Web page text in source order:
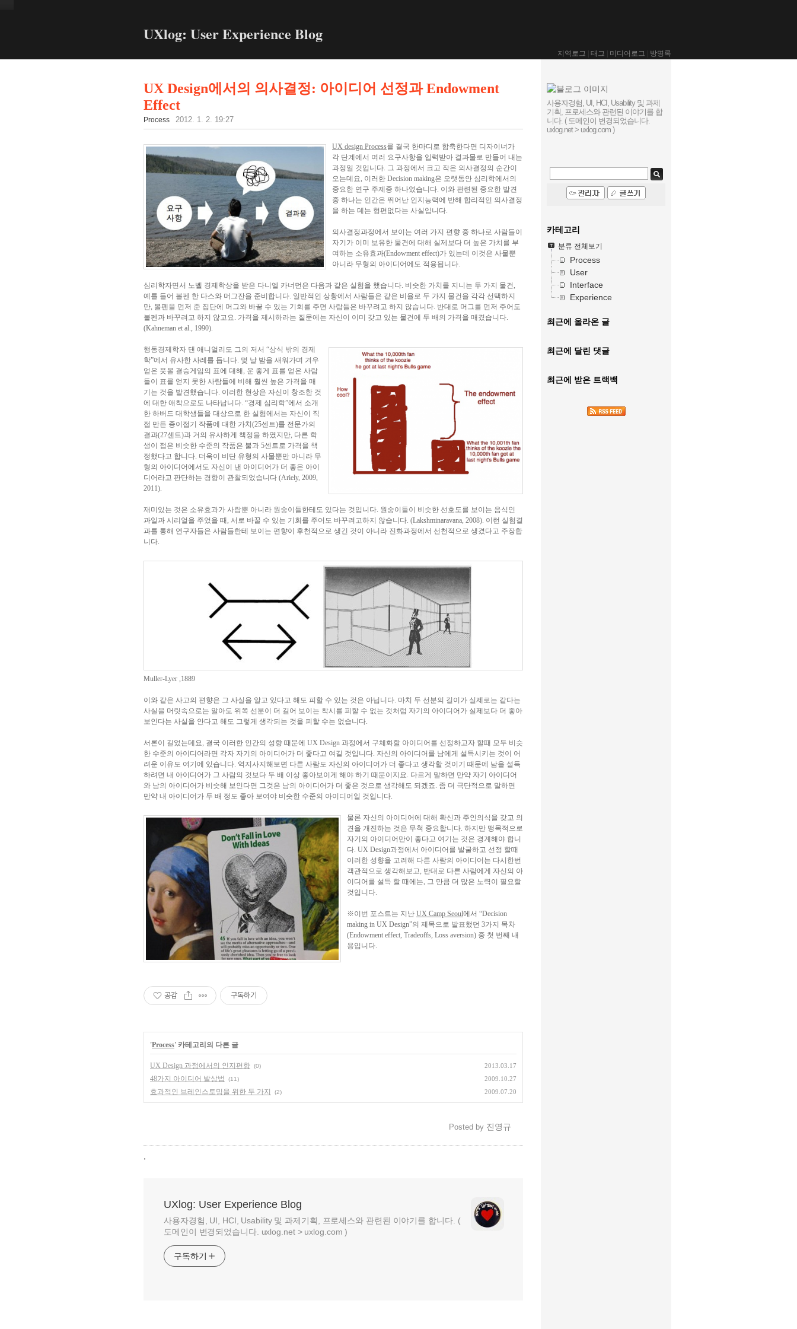
UXlog: User Experience Blog
지역로그 태그 미디어로그 방명록
UX Design에서의 의사결정: 아이디어 선정과 Endowment
Effect
Process 2012. 1. 2. 19:27
UX design Process를 결국 한마디로 함축한다면 디자이너가
각 단계에서 여러 요구사항을 입력받아 결과물로 만들어 내는
과정일 것입니다. 그 과정에서 크고 작은 의사결정의 순간이
오는데요, 이러한 Decision making은 오랫동안 심리학에서의
중요한 연구 주제중 하나였습니다. 이와 관련된 중요한 발견
중 하나는 인간은 뛰어난 인지능력에 반해 합리적인 의사결정
을 하는 데는 형편없다는 사실입니다.
의사결정과정에서 보이는 여러 가지 편향 중 하나로 사람들이
자기가 이미 보유한 물건에 대해 실제보다 더 높은 가치를 부
여하는 소유효과(Endowment effect)가 있는데 이것은 사물뿐
아니라 무형의 아이디어에도 적용됩니다.
심리학자면서 노벨 경제학상을 받은 다니엘 카너먼은 다음과 같은 실험을 했습니다. 비슷한 가치를 지니는 두 가지 물건,
예를 들어 볼펜 한 다스와 머그잔을 준비합니다. 일반적인 상황에서 사람들은 같은 비율로 두 가지 물건을 각각 선택하지
만, 볼펜을 먼저 준 집단에 머그와 바꿀 수 있는 기회를 주면 사람들은 바꾸려고 하지 않습니다. 반대로 머그를 먼저 주어도
볼펜과 바꾸려고 하지 않고요. 가격을 제시하라는 질문에는 자신이 이미 갖고 있는 물건에 두 배의 가격을 매겼습니다.
(Kahneman et al., 1990).
행동경제학자 댄 애니얼리도 그의 저서 “상식 밖의 경제
학”에서 유사한 사례를 듭니다. 몇 날 밤을 새워가며 겨우
얻은 풋볼 결승게임의 표에 대해, 운 좋게 표를 얻은 사람
들이 표를 얻지 못한 사람들에 비해 훨씬 높은 가격을 매
기는 것을 발견했습니다. 이러한 현상은 자신이 창조한 것
에 대한 애착으로도 나타납니다. “경제 심리학”에서 소개
한 하버드 대학생들을 대상으로 한 실험에서는 자신이 직
접 만든 종이접기 작품에 대한 가치(25센트)를 전문가의
결과(27센트)과 거의 유사하게 책정을 하였지만, 다른 학
생이 접은 비슷한 수준의 작품은 불과 5센트로 가격을 책
정했다고 합니다. 더욱이 비단 유형의 사물뿐만 아니라 무
형의 아이디어에서도 자신이 낸 아이디어가 더 좋은 아이
디어라고 판단하는 경향이 관찰되었습니다 (Ariely, 2009,
2011).
재미있는 것은 소유효과가 사람뿐 아니라 원숭이들한테도 있다는 것입니다. 원숭이들이 비슷한 선호도를 보이는 음식인
과일과 시리얼을 주었을 때, 서로 바꿀 수 있는 기회를 주어도 바꾸려고하지 않습니다. (Lakshminaravana, 2008). 이런 실험결
과를 통해 연구자들은 사람들한테 보이는 편향이 후천적으로 생긴 것이 아니라 진화과정에서 선천적으로 생겼다고 주장합
니다.
Muller-Lyer ,1889
이와 같은 사고의 편향은 그 사실을 알고 있다고 해도 피할 수 있는 것은 아닙니다. 마치 두 선분의 길이가 실제로는 같다는
사실을 머릿속으로는 알아도 위쪽 선분이 더 길어 보이는 착시를 피할 수 없는 것처럼 자기의 아이디어가 실제보다 더 좋아
보인다는 사실을 안다고 해도 그렇게 생각되는 것을 피할 수는 없습니다.
서론이 길었는데요, 결국 이러한 인간의 성향 때문에 UX Design 과정에서 구체화할 아이디어를 선정하고자 할때 모두 비슷
한 수준의 아이디어라면 각자 자기의 아이디어가 더 좋다고 여길 것입니다. 자신의 아이디어를 남에게 설득시키는 것이 어
려운 이유도 여기에 있습니다. 역지사지해보면 다른 사람도 자신의 아이디어가 더 좋다고 생각할 것이기 때문에 남을 설득
하려면 내 아이디어가 그 사람의 것보다 두 배 이상 좋아보이게 해야 하기 때문이지요. 다르게 말하면 만약 자기 아이디어
와 남의 아이디어가 비슷해 보인다면 그것은 남의 아이디어가 더 좋은 것으로 생각해도 되겠죠. 좀 더 극단적으로 말하면
만약 내 아이디어가 두 배 정도 좋아 보여야 비슷한 수준의 아이디어일 것입니다.
물론 자신의 아이디어에 대해 확신과 주인의식을 갖고 의
견을 개진하는 것은 무척 중요합니다. 하지만 맹목적으로
자기의 아이디어만이 좋다고 여기는 것은 경계해야 합니
다. UX Design과정에서 아이디어를 발굴하고 선정 할때
이러한 성향을 고려해 다른 사람의 아이디어는 다시한번
객관적으로 생각해보고, 반대로 다른 사람에게 자신의 아
이디어를 설득 할 때에는, 그 만큼 더 많은 노력이 필요할
것입니다.
※이번 포스트는 지난 UX Camp Seoul에서 “Decision
making in UX Design”의 제목으로 발표했던 3가지 목차
(Endowment effect, Tradeoffs, Loss aversion) 중 첫 번째 내
용입니다.
공감 구독하기
'Process' 카테고리의 다른 글
UX Design 과정에서의 인지편향 (0) 2013.03.17
48가지 아이디어 발상법 (11) 2009.10.27
효과적인 브레인스토밍을 위한 두 가지 (2) 2009.07.20
Posted by 진영규
UXlog: User Experience Blog
사용자경험, UI, HCI, Usability 및 과제기획, 프로세스와 관련된 이야기를 합니다. (
도메인이 변경되었습니다. uxlog.net > uxlog.com )
구독하기
사용자경험, UI, HCI, Usability 및 과제
기획, 프로세스와 관련된 이야기를 합
니다. ( 도메인이 변경되었습니다.
uxlog.net > uxlog.com )
카테고리
분류 전체보기
Process
User
Interface
Experience
최근에 올라온 글
최근에 달린 댓글
최근에 받은 트랙백